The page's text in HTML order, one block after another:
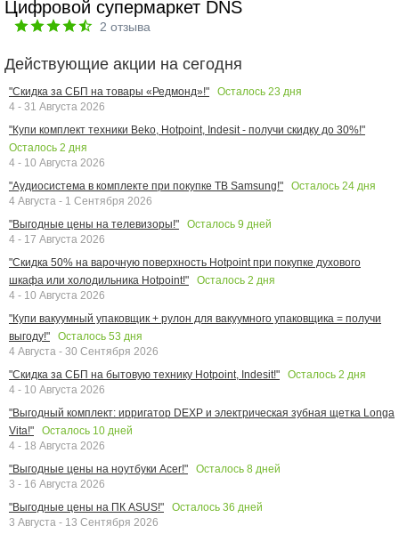
Цифровой супермаркет DNS
2 отзыва
Действующие акции на сегодня
"Скидка за СБП на товары «Редмонд»!" Осталось 23 дня
4 - 31 Августа 2026
"Купи комплект техники Beko, Hotpoint, Indesit - получи скидку до 30%!"
Осталось 2 дня
4 - 10 Августа 2026
"Аудиосистема в комплекте при покупке ТВ Samsung!"
Осталось 24 дня
4 Августа - 1 Сентября 2026
"Выгодные цены на телевизоры!"
Осталось 9 дней
4 - 17 Августа 2026
"Скидка 50% на варочную поверхность Hotpoint при покупке духового
шкафа или холодильника Hotpoint!"
Осталось 2 дня
4 - 10 Августа 2026
"Купи вакуумный упаковщик + рулон для вакуумного упаковщика = получи
выгоду!"
Осталось 53 дня
4 Августа - 30 Сентября 2026
"Скидка за СБП на бытовую технику Hotpoint, Indesit!"
Осталось 2 дня
4 - 10 Августа 2026
"Выгодный комплект: ирригатор DEXP и электрическая зубная щетка Longa
Vita!"
Осталось 10 дней
4 - 18 Августа 2026
"Выгодные цены на ноутбуки Acer!"
Осталось 8 дней
3 - 16 Августа 2026
"Выгодные цены на ПК ASUS!"
Осталось 36 дней
3 Августа - 13 Сентября 2026